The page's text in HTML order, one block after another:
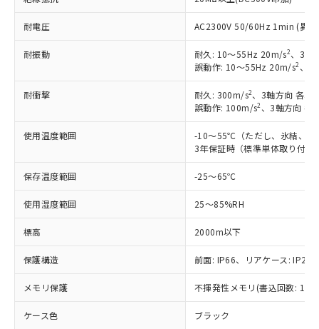
耐電圧 AC2300V 50/60Hz 1min (異極
耐振動 耐久: 10～55Hz 20m/s2、3軸
誤動作: 10～55Hz 20m/s2 、3
耐衝撃 耐久: 300m/s2、3軸方向 各3回
誤動作: 100m/s2 、3軸方向 各
使用温度範囲
-10～55℃（ただし、氷結、結
3年保証時（標準単体取り付
保存温度範囲 -25～65℃
使用湿度範囲 25～85%RH
標高 2000m以下
保護構造 前面: IP66、リアケース: IP20
メモリ保護 不揮発性メモリ(書込回数: 100
ケース色 ブラック
ご利用ください。
本サービスは、当社制御機器事業取扱
(税抜)を提供させていただくもので
当社制御機器事業取扱商品の中には、
本サービスの対象外となる商品もある
ことをご了承ください。
在庫状況および標準価格照会結果は、
記載している更新日時点での社内デー
タに基づき作成されるものであり、閲
覧された時点での実際の在庫および標
正式な納期状況および標準価格はお客
様のお取引先、またはお客様担当のオ
ムロン制御機器販売店・当社販売員に
オムロン制御機器販売店や当社販売拠
販売ネットワーク
」をご確認
調査・確認中：EU RoHS指令（10物質）の
非含有の対応状況を調査中または確認中の
非該当品：ライセンス料など無形物で、有
害物質有無と関係のない商品です。
仕入先様の事情により、非含有部品として
いたものが、含有品と判明した場合などや
むを得ず変更することがあります。
ミウム(Cd) 100ppm以下、
六価クロム(Cr(Ⅵ)) 1000ppm以下、ポリ臭化ビフェニル
類(PBB) 1000ppm以下、ポリ臭化ジフェニルエーテル類
(PBDE) 1000ppm以下、フタル酸ビス(2-エチルヘキシ
ルベンジル（BBP） 1000ppm以下、フタル酸ジブチル
（DBP） 1000ppm以下、フタル酸ジイソブチル
(DIBP) 1000ppm以下
但し、RoHS指令で産業用監視および制御機器に対する
フタル酸エステル類の４物質については閾値を超える意
「○」：最大均質材料含有率が中国RoHSの
基準値以下であることを示します。
「×」：最大均質材料含有率が中国RoHSの
基準値を超えていることを示します。
「－」：未確認です。当社販売部門へお問
い合わせください。
*中国RoHS10物質の基準値 (GB/T26572)：
Pb(鉛) :1000ppm、 Hg(水銀) : 1000ppm、 Cd(カドミウ
Cr(Ⅵ)(六価クロム) : 1000ppm、 PBBs(ポリ臭化ビフェ
DBP(フタル酸ジブチル) : 1000ppm、 DIBP(フタル酸ジ
イソブチル) : 1000ppm、 BBP(フタル酸ブチルベンジ
ル) : 1000ppm、
DEHP(フタル酸ビス(2-エチルヘキシル)) : 1000ppm
当社は、これら貴社製品のうち、外国
為替および外国貿易法に定める商品
（以下｢規制貨物等」という）を輸出
または国外への提供する場合は、日本
国政府の輸出許可(または役務取引許
可)を取得するなどの必要な手続きを
当社は規制貨物を破棄する場合は、完
全に破砕するなど、違法に輸出されな
当社は貴社製品を、核兵器、ミサイ
ル、化学兵器、生物兵器またはその他
武器並びにこれらの製造装置等に一切
当社は、貴社製品を第三者に販売する
号
一定数以上の在庫あり
一定数には満たないが在庫あり
在庫なし(最新の在庫状況につ
いては、お客様のお取引先、ま
たはお客様担当のオムロン制御